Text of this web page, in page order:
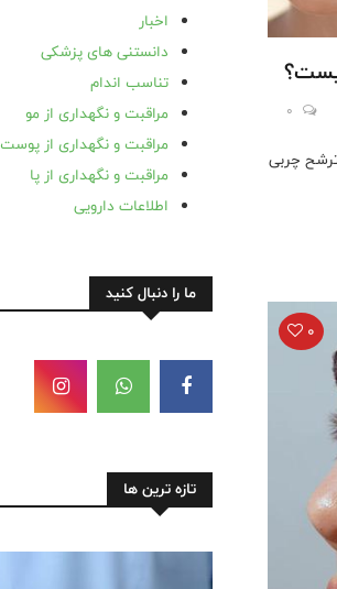
0
چربی
0
اخبار
دانستنی های پزشکی
تناسب اندام
مراقبت و نگهداری از مو
مراقبت و نگهداری از پوست
مراقبت و نگهداری از پا
اطلاعات دارویی
ما را دنبال کنید
تازه ترین ها